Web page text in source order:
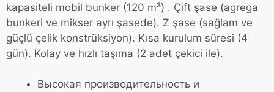
kapasiteli mobil bunker (120 m³) . Çift şase (agrega
bunkeri ve mikser ayrı şasede). Z şase (sağlam ve
güçlü çelik konstrüksiyon). Kısa kurulum süresi (4
gün). Kolay ve hızlı taşıma (2 adet çekici ile).
Высокая производительность и